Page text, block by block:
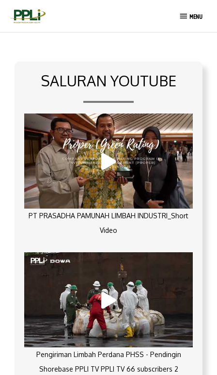
MENU
MENU
SALURAN YOUTUBE
PT PRASADHA PAMUNAH LIMBAH INDUSTRI_Short
Video
Pengiriman Limbah Perdana PHSS - Pendingin
Shorebase PPLI TV PPLI TV 66 subscribers 2